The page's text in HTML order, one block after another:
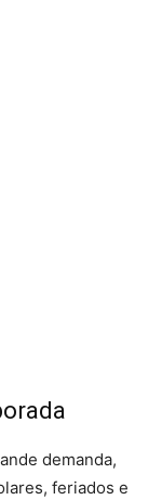
demanda,
feriados e